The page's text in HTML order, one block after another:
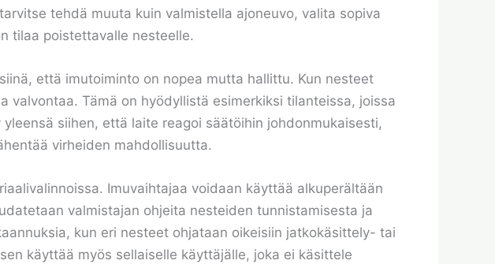
tehdä muuta kuin valmistella ajoneuvo, valita sopiva
tilaa poistettavalle nesteelle.
että imutoiminto on nopea mutta hallittu. Kun nesteet
valvontaa. Tämä on hyödyllistä esimerkiksi tilanteissa, joissa
siihen, että laite reagoi säätöihin johdonmukaisesti,
virheiden mahdollisuutta.
Imuvaihtajaa voidaan käyttää alkuperältään
valmistajan ohjeita nesteiden tunnistamisesta ja
kun eri nesteet ohjataan oikeisiin jatkokäsittely- tai
käyttää myös sellaiselle käyttäjälle, joka ei käsittele